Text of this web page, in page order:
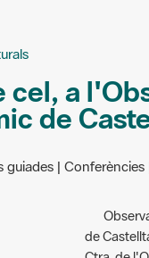
de
guiades | Conferències
22
i/o
de
08263